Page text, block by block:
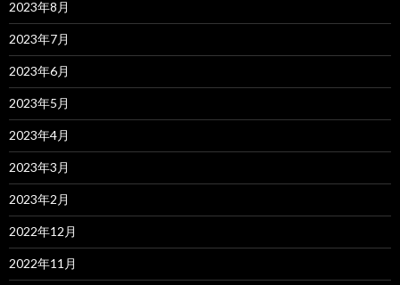
2023年8月
2023年7月
2023年6月
2023年5月
2023年4月
2023年3月
2023年2月
2022年12月
2022年11月